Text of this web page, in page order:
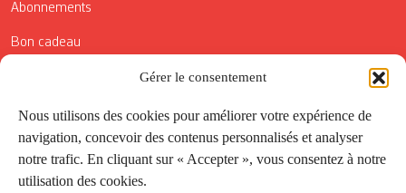
Gérer le consentement
Nous utilisons des cookies pour améliorer votre expérience de
navigation, concevoir des contenus personnalisés et analyser
notre trafic. En cliquant sur « Accepter », vous consentez à notre
utilisation des cookies.
Abonnements
Bon cadeau
Conditions générales de vente
Réductions de la Carte Côté Courrier
Application